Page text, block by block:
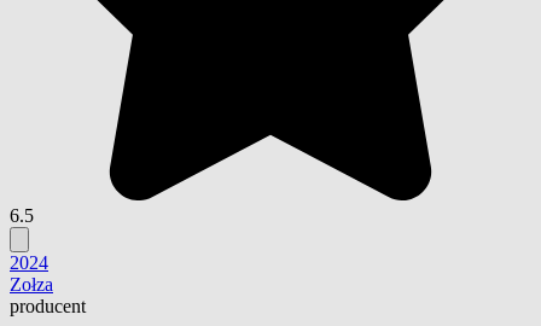
6.5
2024
Zołza
producent